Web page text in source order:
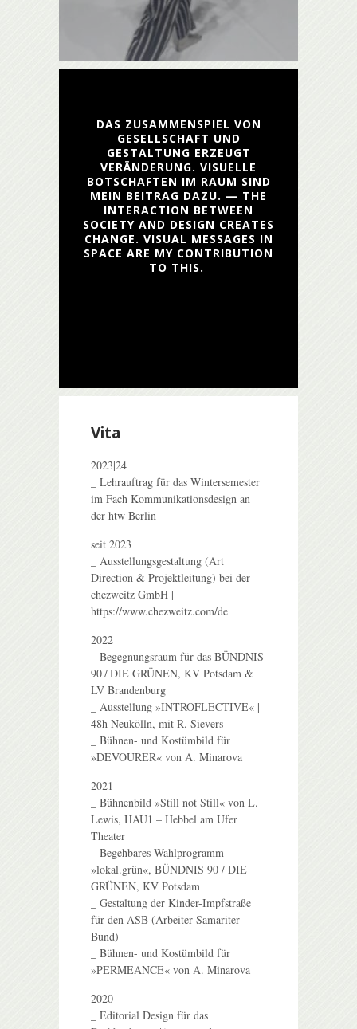
DAS ZUSAMMENSPIEL VON
GESELLSCHAFT UND
GESTALTUNG ERZEUGT
VERÄNDERUNG. VISUELLE
BOTSCHAFTEN IM RAUM SIND
MEIN BEITRAG DAZU. — THE
INTERACTION BETWEEN
SOCIETY AND DESIGN CREATES
CHANGE. VISUAL MESSAGES IN
SPACE ARE MY CONTRIBUTION
TO THIS.
Vita
2023|24
_ Lehrauftrag für das Wintersemester
im Fach Kommunikationsdesign an
der htw Berlin
seit 2023
_ Ausstellungsgestaltung (Art
Direction & Projektleitung) bei der
chezweitz GmbH |
https://www.chezweitz.com/de
2022
_ Begegnungsraum für das BÜNDNIS
90 / DIE GRÜNEN, KV Potsdam &
LV Brandenburg
_ Ausstellung »INTROFLECTIVE« |
48h Neukölln, mit R. Sievers
_ Bühnen- und Kostümbild für
»DEVOURER« von A. Minarova
2021
_ Bühnenbild »Still not Still« von L.
Lewis, HAU1 – Hebbel am Ufer
Theater
_ Begehbares Wahlprogramm
»lokal.grün«, BÜNDNIS 90 / DIE
GRÜNEN, KV Potsdam
_ Gestaltung der Kinder-Impfstraße
für den ASB (Arbeiter-Samariter-
Bund)
_ Bühnen- und Kostümbild für
»PERMEANCE« von A. Minarova
2020
_ Editorial Design für das